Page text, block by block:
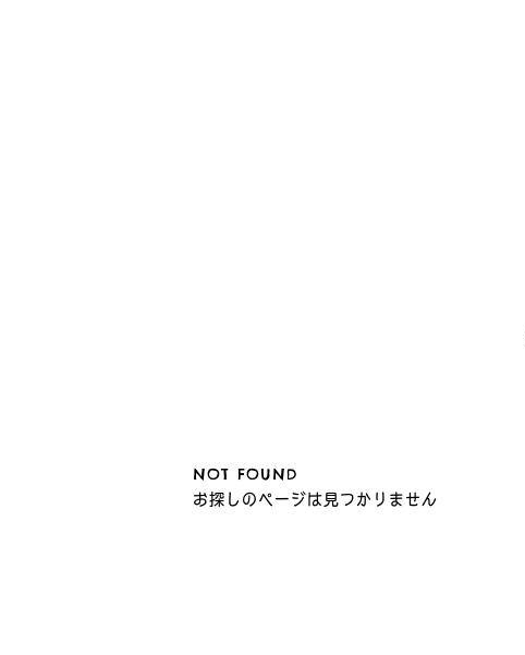
NOT FOUND
お探しのページは見つかりません